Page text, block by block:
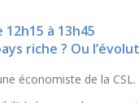
à 13h45
riche ? Ou
économiste de la CSL.